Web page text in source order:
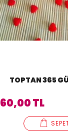
TOPTAN 365
60,00 TL